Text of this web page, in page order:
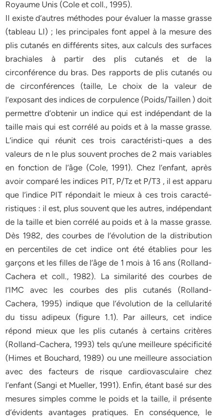
Royaume Unis (Cole et coll., 1995).
Il existe d’autres méthodes pour évaluer la masse grasse
(tableau LI) ; les principales font appel à la mesure des
plis cutanés en différents sites, aux calculs des surfaces
brachiales à partir des plis cutanés et de la
circonférence du bras. Des rapports de plis cutanés ou
de circonférences (taille, Le choix de la valeur de
l’exposant des indices de corpulence (Poids/Taillen ) doit
permettre d’obtenir un indice qui est indépendant de la
taille mais qui est corrélé au poids et à la masse grasse.
L’indice qui réunit ces trois caractéristi-ques a des
valeurs de n le plus souvent proches de 2 mais variables
en fonction de l’âge (Cole, 1991). Chez l’enfant, après
avoir comparé les indices PIT, P/Tz et P/T3 , il est apparu
que l’indice PIT répondait le mieux à ces trois caracté-
ristiques : il est, plus souvent que les autres, indépendant
de la taille et bien corrélé au poids et à la masse grasse.
Dès 1982, des courbes de l’évolution de la distribution
en percentiles de cet indice ont été établies pour les
garçons et les filles de l’âge de 1 mois à 16 ans (Rolland-
Cachera et coll., 1982). La similarité des courbes de
l’IMC avec les courbes des plis cutanés (Rolland-
Cachera, 1995) indique que l’évolution de la cellularité
du tissu adipeux (figure 1.1). Par ailleurs, cet indice
répond mieux que les plis cutanés à certains critères
(Rolland-Cachera, 1993) tels qu’une meilleure spécificité
(Himes et Bouchard, 1989) ou une meilleure association
avec des facteurs de risque cardiovasculaire chez
l’enfant (Sangi et Mueller, 1991). Enfin, étant basé sur des
mesures simples comme le poids et la taille, il présente
d’évidents avantages pratiques. En conséquence, le